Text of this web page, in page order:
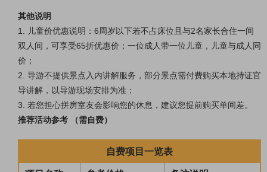
其他说明
1. 儿童价优惠说明：6周岁以下若不占床位且与2名家长合住一间
双人间，可享受65折优惠价；一位成人带一位儿童，儿童与成人同
价；
2. 导游不提供景点入内讲解服务，部分景点需付费购买本地持证官
导讲解，以导游现场安排为准；
3. 若您担心拼房室友会影响您的休息，建议您提前购买单间差。
推荐活动参考 （需自费）
自费项目一览表